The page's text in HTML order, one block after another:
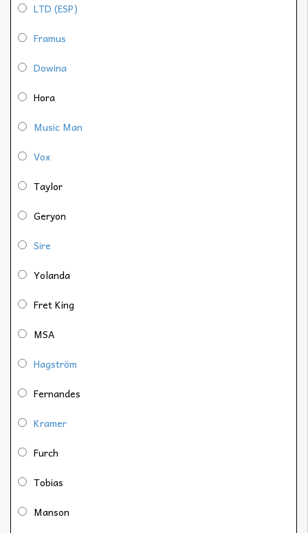
LTD (ESP)
Framus
Dowina
Hora
Music Man
Vox
Taylor
Geryon
Sire
Yolanda
Fret King
MSA
Hagström
Fernandes
Kramer
Furch
Tobias
Manson